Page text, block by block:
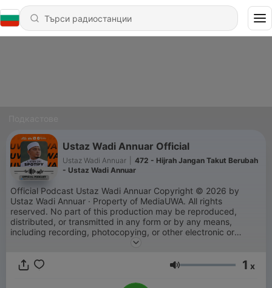
Ustaz Wadi Annuar Official
Ustaz Wadi Annuar
472 - Hijrah Jangan Takut Berubah
- Ustaz Wadi Annuar
Official Podcast Ustaz Wadi Annuar Copyright © 2026 by
Ustaz Wadi Annuar · Property of MediaUWA. All rights
reserved. No part of this production may be reproduced,
distributed, or transmitted in any form or by any means,
including recording, photocopying, or other electronic or
mechanical methods, without the prior written permission of
Сила на звука
1 x